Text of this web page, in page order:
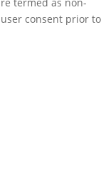
consent prior to